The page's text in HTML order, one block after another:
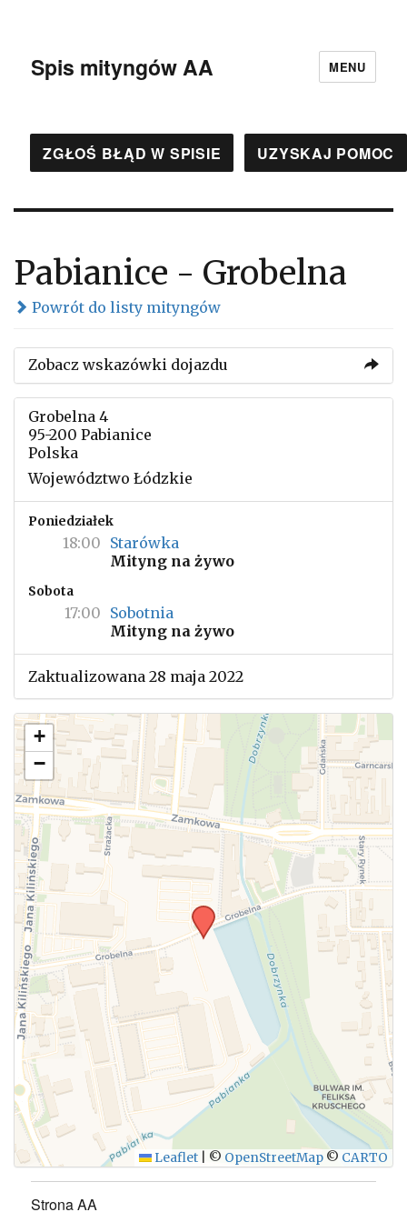
Spis mityngów AA MENU
ZGŁOŚ BŁĄD W SPISIE UZYSKAJ POMOC
Pabianice - Grobelna
Powrót do listy mityngów
Zobacz wskazówki dojazdu
Grobelna 4
95-200 Pabianice
Polska
Województwo Łódzkie
Poniedziałek
18:00 Starówka
Mityng na żywo
Sobota
17:00 Sobotnia
Mityng na żywo
Zaktualizowana 28 maja 2022
+
−
Leaflet © OpenStreetMap © CARTO
Strona AA